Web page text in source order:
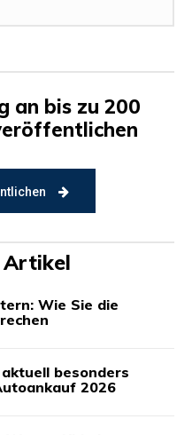
an bis zu 200
Artikel
Wie Sie die
besonders
2026